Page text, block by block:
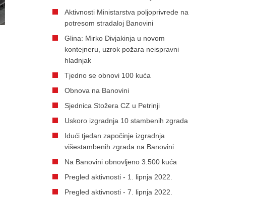
Aktivnosti Ministarstva poljoprivrede na
potresom stradaloj Banovini
Glina: Mirko Divjakinja u novom
kontejneru, uzrok požara neispravni
hladnjak
Tjedno se obnovi 100 kuća
Obnova na Banovini
Sjednica Stožera CZ u Petrinji
Uskoro izgradnja 10 stambenih zgrada
Idući tjedan započinje izgradnja
višestambenih zgrada na Banovini
Na Banovini obnovljeno 3.500 kuća
Pregled aktivnosti - 1. lipnja 2022.
Pregled aktivnosti - 7. lipnja 2022.